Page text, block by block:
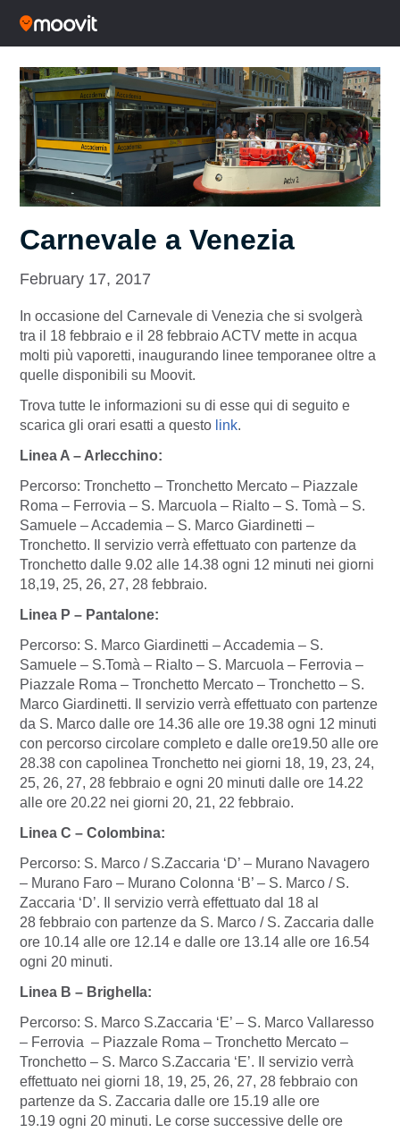
Carnevale a Venezia
February 17, 2017
In occasione del Carnevale di Venezia che si svolgerà
tra il 18 febbraio e il 28 febbraio ACTV mette in acqua
molti più vaporetti, inaugurando linee temporanee oltre a
quelle disponibili su Moovit.
Trova tutte le informazioni su di esse qui di seguito e
scarica gli orari esatti a questo link.
Linea A – Arlecchino:
Percorso: Tronchetto – Tronchetto Mercato – Piazzale
Roma – Ferrovia – S. Marcuola – Rialto – S. Tomà – S.
Samuele – Accademia – S. Marco Giardinetti –
Tronchetto. Il servizio verrà effettuato con partenze da
Tronchetto dalle 9.02 alle 14.38 ogni 12 minuti nei giorni
18,19, 25, 26, 27, 28 febbraio.
Linea P – Pantalone:
Percorso: S. Marco Giardinetti – Accademia – S.
Samuele – S.Tomà – Rialto – S. Marcuola – Ferrovia –
Piazzale Roma – Tronchetto Mercato – Tronchetto – S.
Marco Giardinetti. Il servizio verrà effettuato con partenze
da S. Marco dalle ore 14.36 alle ore 19.38 ogni 12 minuti
con percorso circolare completo e dalle ore19.50 alle ore
28.38 con capolinea Tronchetto nei giorni 18, 19, 23, 24,
25, 26, 27, 28 febbraio e ogni 20 minuti dalle ore 14.22
alle ore 20.22 nei giorni 20, 21, 22 febbraio.
Linea C – Colombina:
Percorso: S. Marco / S.Zaccaria ‘D’ – Murano Navagero
– Murano Faro – Murano Colonna ‘B’ – S. Marco / S.
Zaccaria ‘D’. Il servizio verrà effettuato dal 18 al
28 febbraio con partenze da S. Marco / S. Zaccaria dalle
ore 10.14 alle ore 12.14 e dalle ore 13.14 alle ore 16.54
ogni 20 minuti.
Linea B – Brighella:
Percorso: S. Marco S.Zaccaria ‘E’ – S. Marco Vallaresso
– Ferrovia – Piazzale Roma – Tronchetto Mercato –
Tronchetto – S. Marco S.Zaccaria ‘E’. Il servizio verrà
effettuato nei giorni 18, 19, 25, 26, 27, 28 febbraio con
partenze da S. Zaccaria dalle ore 15.19 alle ore
19.19 ogni 20 minuti. Le corse successive delle ore